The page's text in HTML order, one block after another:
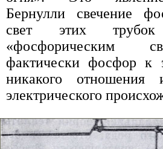
Бернулли свечение
свет этих
«фосфорическим
фактически фосфор к
никакого отношения
электрического